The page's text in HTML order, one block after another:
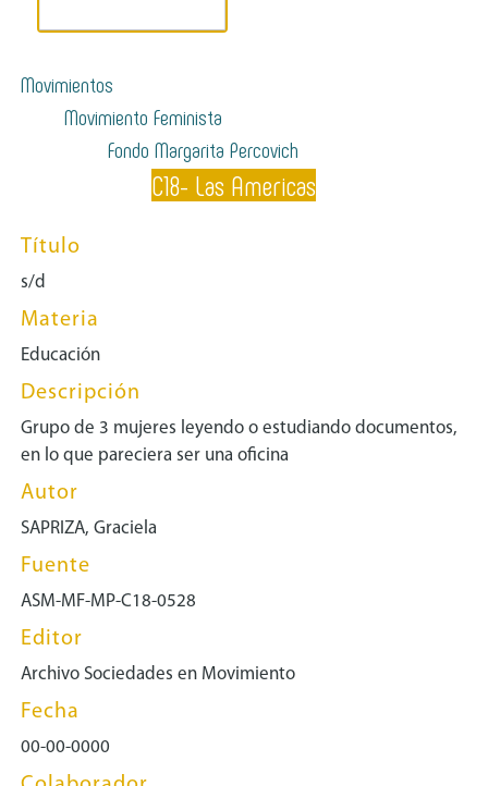
Movimientos
Movimiento Feminista
Fondo Margarita Percovich
C18- Las Americas
Título
s/d
Materia
Educación
Descripción
Grupo de 3 mujeres leyendo o estudiando documentos,
en lo que pareciera ser una oficina
Autor
SAPRIZA, Graciela
Fuente
ASM-MF-MP-C18-0528
Editor
Archivo Sociedades en Movimiento
Fecha
00-00-0000